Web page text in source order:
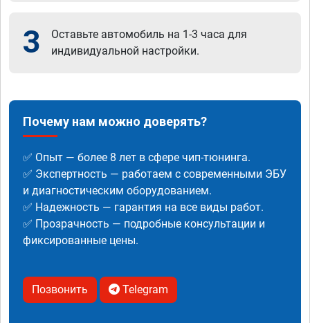
3
Оставьте автомобиль на 1-3 часа для
индивидуальной настройки.
Почему нам можно доверять?
✅ Опыт — более 8 лет в сфере чип-тюнинга.
✅ Экспертность — работаем с современными ЭБУ
и диагностическим оборудованием.
✅ Надежность — гарантия на все виды работ.
✅ Прозрачность — подробные консультации и
фиксированные цены.
Позвонить Telegram